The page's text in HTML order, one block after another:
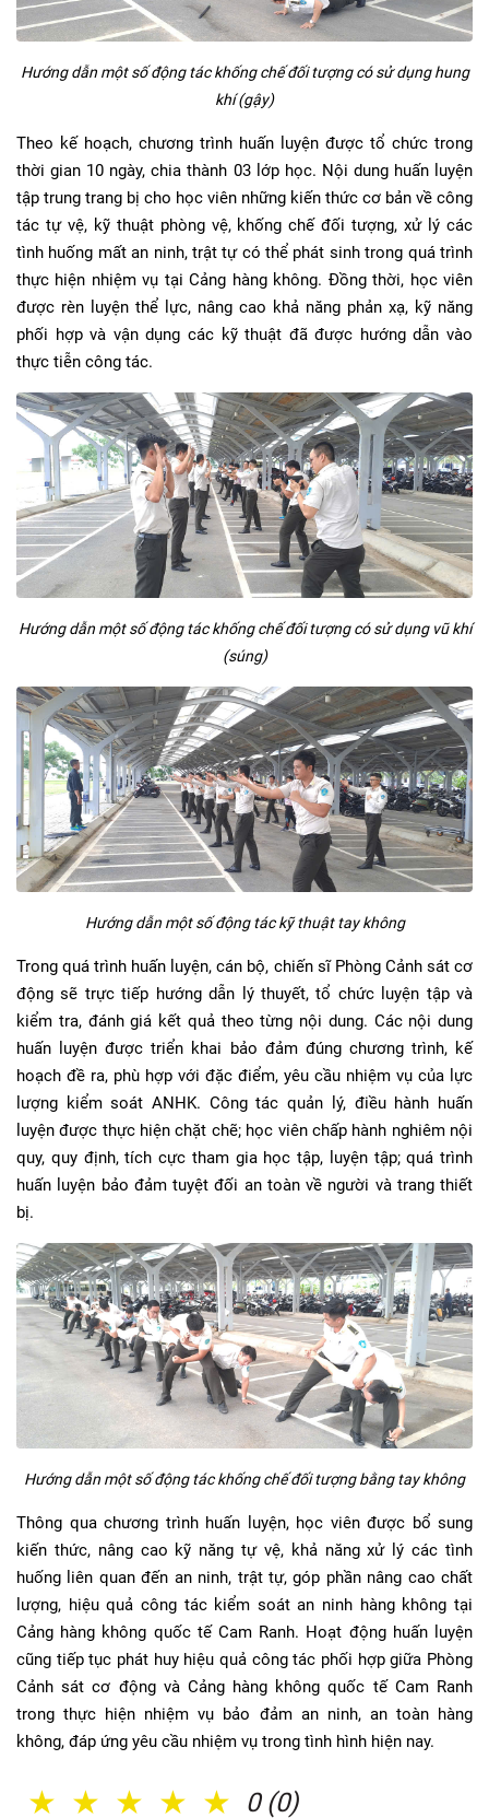
Hướng dẫn một số động tác khống chế đối tượng có sử dụng hung
khí (gậy)
Theo kế hoạch, chương trình huấn luyện được tổ chức trong
thời gian 10 ngày, chia thành 03 lớp học. Nội dung huấn luyện
tập trung trang bị cho học viên những kiến thức cơ bản về công
tác tự vệ, kỹ thuật phòng vệ, khống chế đối tượng, xử lý các
tình huống mất an ninh, trật tự có thể phát sinh trong quá trình
thực hiện nhiệm vụ tại Cảng hàng không. Đồng thời, học viên
được rèn luyện thể lực, nâng cao khả năng phản xạ, kỹ năng
phối hợp và vận dụng các kỹ thuật đã được hướng dẫn vào
thực tiễn công tác.
Hướng dẫn một số động tác khống chế đối tượng có sử dụng vũ khí
(súng)
Hướng dẫn một số động tác kỹ thuật tay không
Trong quá trình huấn luyện, cán bộ, chiến sĩ Phòng Cảnh sát cơ
động sẽ trực tiếp hướng dẫn lý thuyết, tổ chức luyện tập và
kiểm tra, đánh giá kết quả theo từng nội dung. Các nội dung
huấn luyện được triển khai bảo đảm đúng chương trình, kế
hoạch đề ra, phù hợp với đặc điểm, yêu cầu nhiệm vụ của lực
lượng kiểm soát ANHK. Công tác quản lý, điều hành huấn
luyện được thực hiện chặt chẽ; học viên chấp hành nghiêm nội
quy, quy định, tích cực tham gia học tập, luyện tập; quá trình
huấn luyện bảo đảm tuyệt đối an toàn về người và trang thiết
bị.
Hướng dẫn một số động tác khống chế đối tượng bằng tay không
Thông qua chương trình huấn luyện, học viên được bổ sung
kiến thức, nâng cao kỹ năng tự vệ, khả năng xử lý các tình
huống liên quan đến an ninh, trật tự, góp phần nâng cao chất
lượng, hiệu quả công tác kiểm soát an ninh hàng không tại
Cảng hàng không quốc tế Cam Ranh. Hoạt động huấn luyện
cũng tiếp tục phát huy hiệu quả công tác phối hợp giữa Phòng
Cảnh sát cơ động và Cảng hàng không quốc tế Cam Ranh
trong thực hiện nhiệm vụ bảo đảm an ninh, an toàn hàng
không, đáp ứng yêu cầu nhiệm vụ trong tình hình hiện nay.
0 (0)
5 Sao
4 Sao
3 Sao
2 Sao
1 Sao